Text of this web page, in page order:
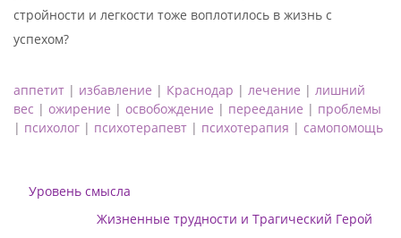
стройности и легкости тоже воплотилось в жизнь с
успехом?
аппетит | избавление | Краснодар | лечение | лишний
вес | ожирение | освобождение | переедание | проблемы
| психолог | психотерапевт | психотерапия | самопомощь
Уровень смысла
Жизненные трудности и Трагический Герой